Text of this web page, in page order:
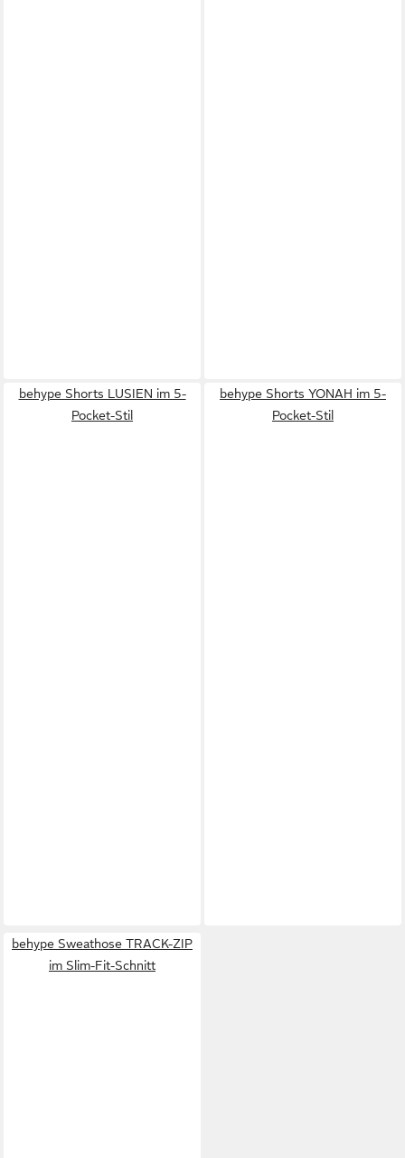
behype Shorts LUSIEN im 5-
Pocket-Stil
behype Shorts YONAH im 5-
Pocket-Stil
behype Sweathose TRACK-ZIP
im Slim-Fit-Schnitt